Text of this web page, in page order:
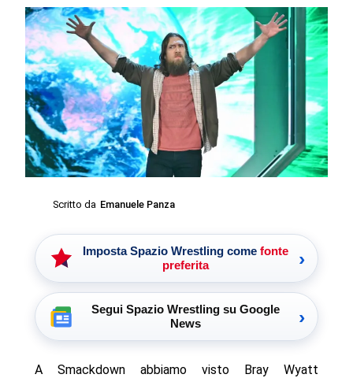
Scritto da Emanuele Panza
Imposta Spazio Wrestling come fonte
preferita
›
Segui Spazio Wrestling su Google
News
›
A Smackdown abbiamo visto Bray Wyatt